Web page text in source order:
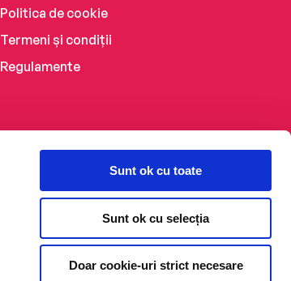
Sunt ok cu toate
Sunt ok cu selecția
Doar cookie-uri strict necesare
Politica de cookie
Termeni și condiții
Regulamente